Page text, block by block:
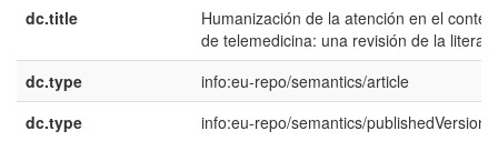
dc.title
Humanización de la atención en el
de telemedicina: una revisión de la
dc.type
info:eu-repo/semantics/article
dc.type
info:eu-repo/semantics/publishedVersion